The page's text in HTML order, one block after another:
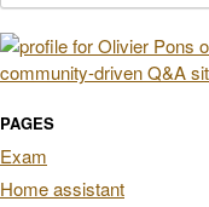
PAGES
Exam
Home assistant